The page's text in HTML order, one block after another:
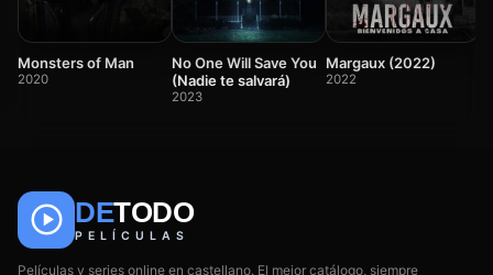
Monsters of Man
2020
No One Will Save You
(Nadie te salvará)
2023
Margaux (2022)
2022
DETODO
PELÍCULAS
Películas y series online en castellano. El mejor catálogo, siempre
🎬
Películas